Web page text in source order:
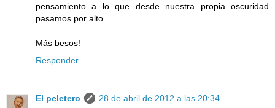
pensamiento a lo que desde nuestra propia oscuridad
pasamos por alto.
Más besos!
Responder
El peletero
28 de abril de 2012 a las 20:34